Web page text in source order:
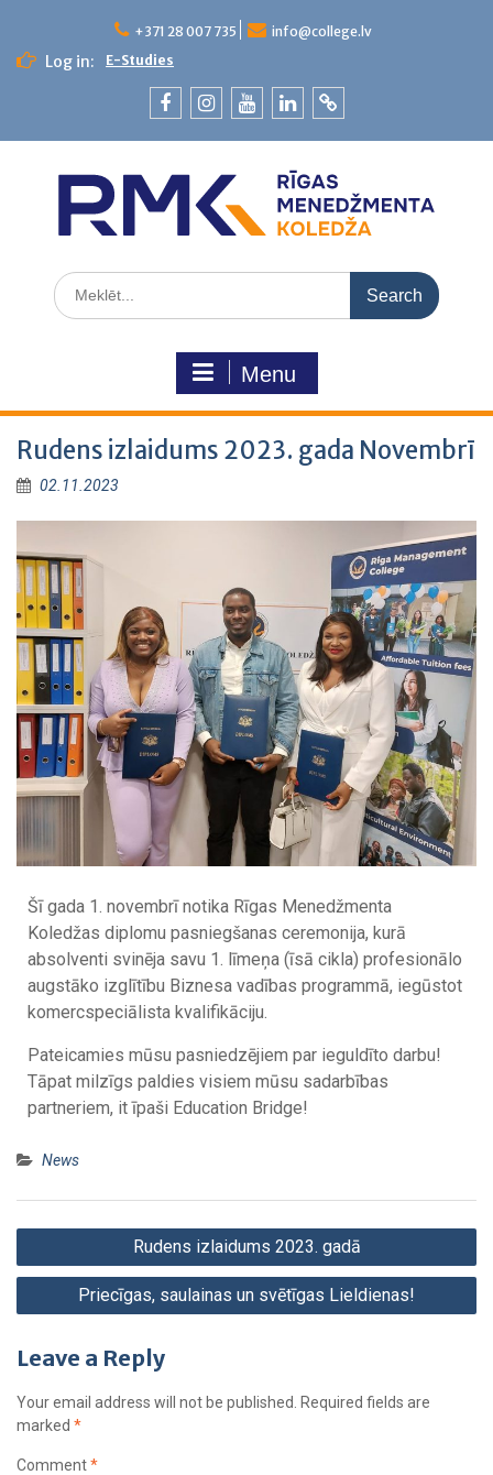
+371 28 007 735 info@college.lv
Log in: E-Studies
Menu
Rudens izlaidums 2023. gada Novembrī
02.11.2023
Šī gada 1. novembrī notika Rīgas Menedžmenta
Koledžas diplomu pasniegšanas ceremonija, kurā
absolventi svinēja savu 1. līmeņa (īsā cikla) profesionālo
augstāko izglītību Biznesa vadības programmā, iegūstot
komercspeciālista kvalifikāciju.
Pateicamies mūsu pasniedzējiem par ieguldīto darbu!
Tāpat milzīgs paldies visiem mūsu sadarbības
partneriem, it īpaši Education Bridge!
News
Rudens izlaidums 2023. gadā
Priecīgas, saulainas un svētīgas Lieldienas!
Leave a Reply
Your email address will not be published. Required fields are
marked *
Comment*